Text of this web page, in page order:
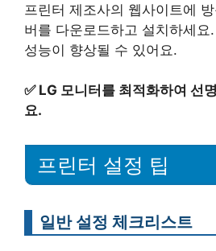
프린터 제조사의 웹사이트에
버를 다운로드하고 설치하세요
성능이 향상될 수 있어요.
✅ LG 모니터를 최적화하여 선
요.
프린터 설정 팁
일반 설정 체크리스트